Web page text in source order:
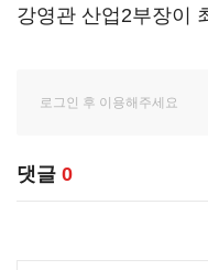
강영관 산업2부장이
댓글 0